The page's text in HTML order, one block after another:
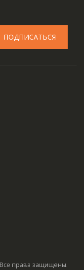
права защищены.